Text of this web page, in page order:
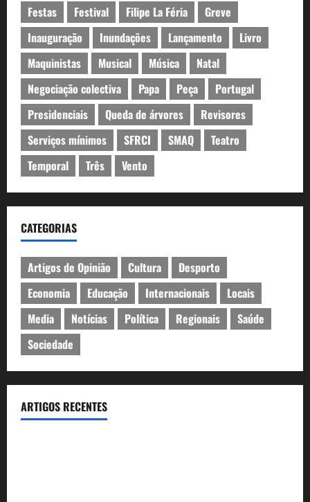
Festas
Festival Filipe La Féria
Greve
Inauguração
Inundações Lançamento
Livro
Maquinistas
Musical Música
Natal
Negociação colectiva
Papa Peça
Portugal
Presidenciais
Queda de árvores
Revisores
Serviços mínimos
SFRCI SMAQ
Teatro
Temporal
Três Vento
CATEGORIAS
Artigos de Opinião Cultura
Desporto
Economia
Educação Internacionais
Locais
Media
Notícias Política Regionais
Saúde
Sociedade
ARTIGOS RECENTES